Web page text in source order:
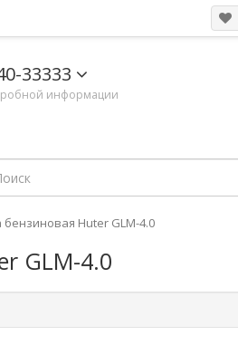
33333
информации
бензиновая Huter GLM-4.0
GLM-4.0